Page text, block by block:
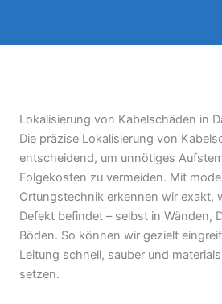
Lokalisierung von Kabelschäden in
Die präzise Lokalisierung von
entscheidend, um unnötiges
Folgekosten zu vermeiden. Mit
Ortungstechnik erkennen wir exakt,
Defekt befindet – selbst in Wänden,
Böden. So können wir gezielt
Leitung schnell, sauber und
setzen.